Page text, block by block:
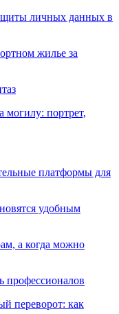
личных данных в
жилье за
могилу: портрет,
платформы для
удобным
а когда можно
профессионалов
переворот: как